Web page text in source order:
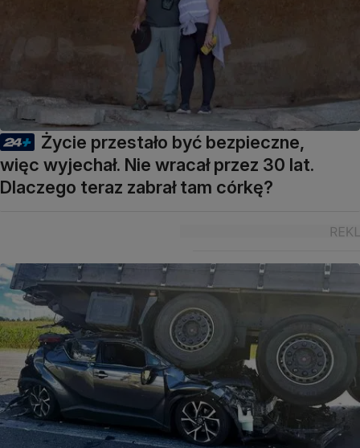
Życie przestało być bezpieczne,
więc wyjechał. Nie wracał przez 30 lat.
Dlaczego teraz zabrał tam córkę?